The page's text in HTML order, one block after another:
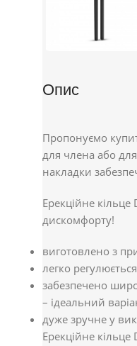
Опис
Пропонуємо
для члена або
накладки
Ерекційне
дискомфорту!
виготовлено з
легко
забезпечено
– ідеальний
дуже зручне у
Ерекційне